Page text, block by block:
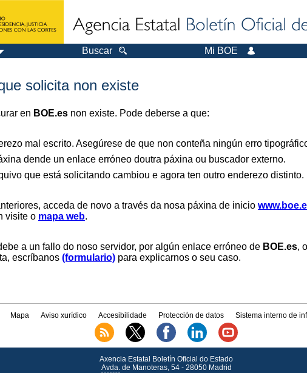
Buscar Mi BOE
solicita non existe
en BOE.es non existe. Pode deberse a que:
mal escrito. Asegúrese de que non conteña ningún erro
dende un enlace erróneo doutra páxina ou buscador externo.
que está solicitando cambiou e agora ten outro enderezo distinto.
acceda de novo a través da nosa páxina de inicio
visite o mapa web.
a un fallo do noso servidor, por algún enlace erróneo de BOE.es,
escríbanos (formulario) para explicarnos o seu caso.
Mapa Aviso xurídico Accesibilidade Protección de datos Sistema interno de
Axencia Estatal Boletín Oficial do Estado
Avda.de Manoteras, 54 - 28050 Madrid